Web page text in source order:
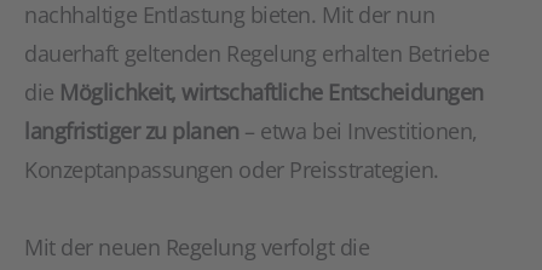
nachhaltige Entlastung bieten. Mit der nun
dauerhaft geltenden Regelung erhalten Betriebe
die Möglichkeit, wirtschaftliche Entscheidungen
langfristiger zu planen – etwa bei Investitionen,
Konzeptanpassungen oder Preisstrategien.
Mit der neuen Regelung verfolgt die